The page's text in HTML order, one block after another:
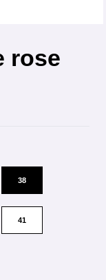
rose
38
41